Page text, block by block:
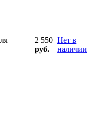
2 550
руб.
Нет в
наличии